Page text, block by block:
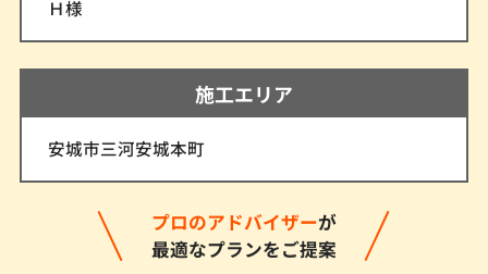
Ｈ様
施工エリア
安城市三河安城本町
プロのアドバイザーが
最適なプランをご提案